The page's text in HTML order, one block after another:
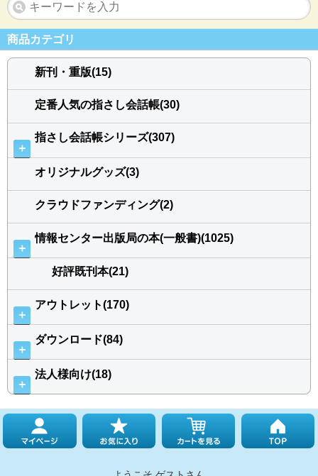
商品カテゴリ
新刊・重版(15)
定番人気の指さし会話帳(30)
＋
指さし会話帳シリーズ(307)
オリジナルグッズ(3)
クラウドファンディング(2)
＋
情報センター出版局の本(一般書)(1025)
好評既刊本(21)
＋
アウトレット(170)
＋
ダウンロード(84)
＋
法人様向け(18)